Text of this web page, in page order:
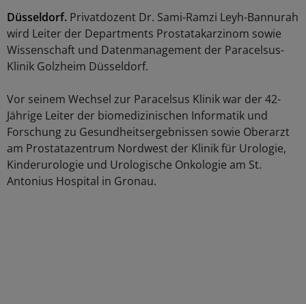
Düsseldorf. Privatdozent Dr. Sami-Ramzi Leyh-Bannurah
wird Leiter der Departments Prostatakarzinom sowie
Wissenschaft und Datenmanagement der Paracelsus-
Klinik Golzheim Düsseldorf.
Vor seinem Wechsel zur Paracelsus Klinik war der 42-
Jährige Leiter der biomedizinischen Informatik und
Forschung zu Gesundheitsergebnissen sowie Oberarzt
am Prostatazentrum Nordwest der Klinik für Urologie,
Kinderurologie und Urologische Onkologie am St.
Antonius Hospital in Gronau.